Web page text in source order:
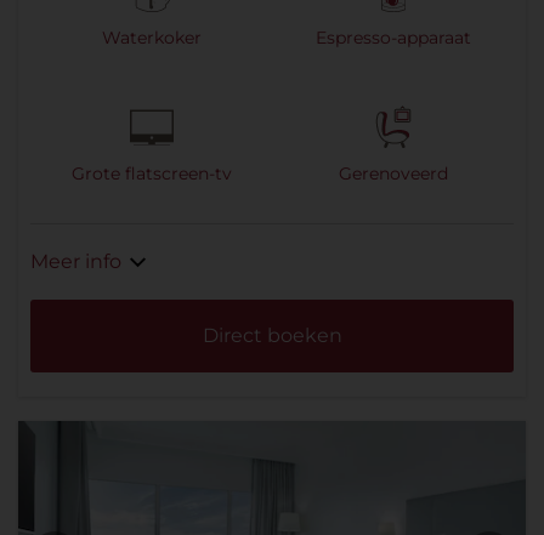
Waterkoker Espresso-apparaat
Grote flatscreen-tv Gerenoveerd
Meer info
Direct boeken